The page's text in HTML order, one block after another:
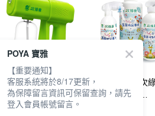
【廠商直送】次綠康極
速滅菌槍380ml商務版
NT$1,800
【廠商直送】次
寶用品清潔液
POYA 寶雅
【重要通知】
客服系統將於8/17更新，
為保障留言資訊可保留查詢，請先
登入會員帳號留言。